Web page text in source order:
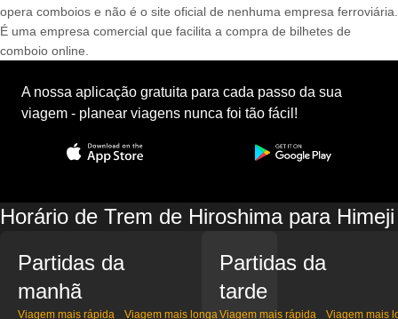
opera comboios e não é o site oficial de nenhuma empresa ferroviária.
É uma empresa comercial que facilita a compra de bilhetes de
comboio online.
A nossa aplicação gratuita para cada passo da sua
viagem - planear viagens nunca foi tão fácil!
Horário de Trem de Hiroshima para Himeji
Partidas da
manhã
Viagem mais rápida Viagem mais longa
Partidas da
tarde
Viagem mais rápida Viagem mais